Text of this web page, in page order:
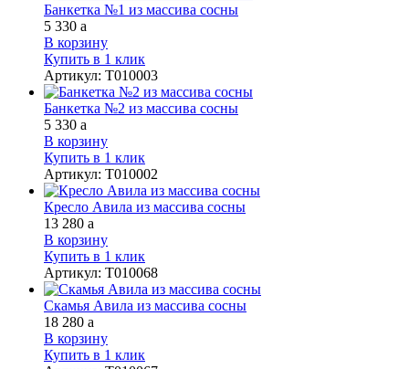
Банкетка №1 из массива сосны
5 330 a
В корзину
Купить в 1 клик
Артикул: Т010003
Банкетка №2 из массива сосны
5 330 a
В корзину
Купить в 1 клик
Артикул: Т010002
Кресло Авила из массива сосны
13 280 a
В корзину
Купить в 1 клик
Артикул: Т010068
Скамья Авила из массива сосны
18 280 a
В корзину
Купить в 1 клик